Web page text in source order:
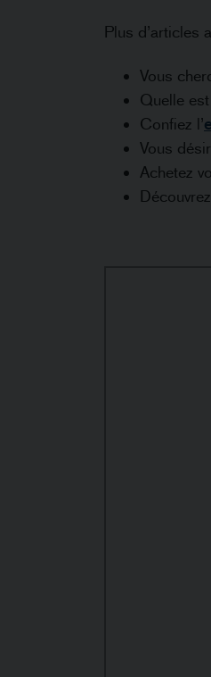
Plus d’articles
Vous
Quelle
Confiez l’
Vous
Achetez